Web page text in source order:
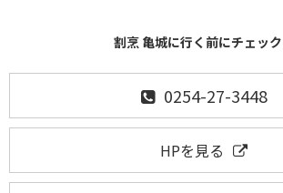
割烹 亀城に行く前にチェック
0254-27-3448
HPを見る